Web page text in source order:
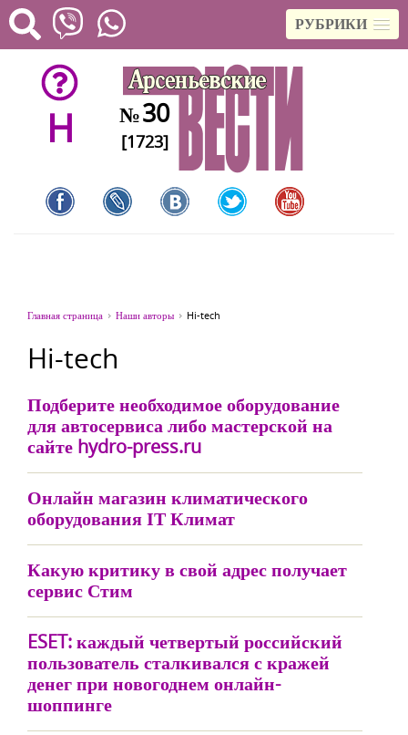
РУБРИКИ
H №30
[1723]
Главная страница Наши авторы Hi-tech
Hi-tech
Подберите необходимое оборудование
для автосервиса либо мастерской на
сайте hydro-press.ru
Онлайн магазин климатического
оборудования ІТ Климат
Какую критику в свой адрес получает
сервис Стим
ESET: каждый четвертый российский
пользователь сталкивался с кражей
денег при новогоднем онлайн-
шоппинге